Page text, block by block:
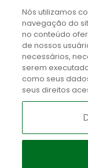
WhatsApp:
+55
Sou cliente
Email:
WhatsApp:+55
Nós utilizamos
navegação do
no conteúdo
de nossos
necessários,
serem
como seus
seus direitos